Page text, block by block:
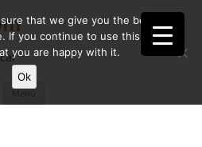
contingut
that we give you the best
If you continue to use this site we
you are happy with it.
Ok